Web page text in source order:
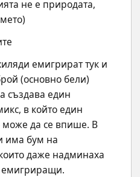
не е природата,
емигрират тук и
(основно бели)
създава един
в който един
може да се впише. В
има бум на
даже надминаха
емигриращи.